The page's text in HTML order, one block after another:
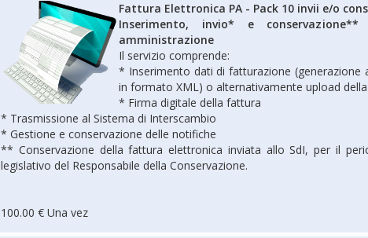
Fattura Elettronica PA - Pack 10 invii e/o
Inserimento, invio* e
amministrazione
Il servizio comprende:
* Inserimento dati di fatturazione (generazione
in formato XML) o alternativamente upload
* Firma digitale della fattura
* Trasmissione al Sistema di Interscambio
* Gestione e conservazione delle notifiche
** Conservazione della fattura elettronica inviata allo SdI, per il
legislativo del Responsabile della Conservazione.
100.00 € Una vez